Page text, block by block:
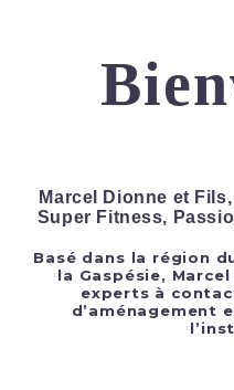
Marcel Dionne et
Super Fitness,
Basé dans la région
la Gaspésie,
experts à
d’aménagement